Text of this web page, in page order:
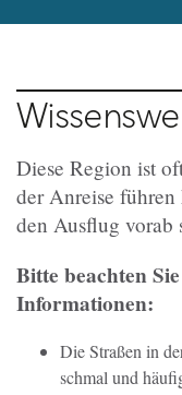
Diese Region ist
der Anreise
den Ausflug vorab
Bitte beachten
Informationen:
Die Straßen in
schmal und